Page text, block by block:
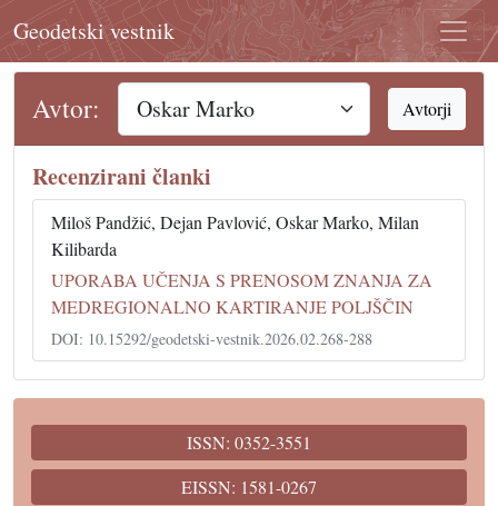
Geodetski vestnik
Avtor: Avtorji
Recenzirani članki
Miloš Pandžić, Dejan Pavlović, Oskar Marko, Milan
Kilibarda
UPORABA UČENJA S PRENOSOM ZNANJA ZA
MEDREGIONALNO KARTIRANJE POLJŠČIN
DOI: 10.15292/geodetski-vestnik.2026.02.268-288
ISSN: 0352-3551
EISSN: 1581-0267